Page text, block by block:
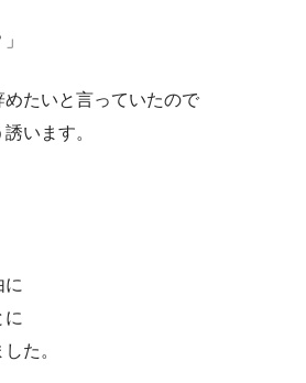
たいと言っていたので
います。
に
に
た。